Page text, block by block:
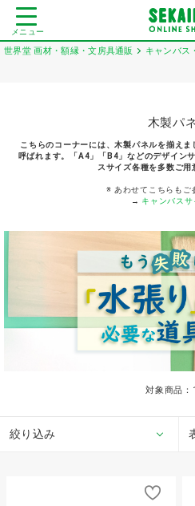
メニュー
世界堂 画材・額縁・文房具通販 キャンバス
木製パ
こちらのコーナーには、木製パネルを揃え
呼ばれます。「A4」「B4」などのデザイン
スサイズ各種を多数ご用
※ あわせてこちらもご
→ キャンバスサ
対象商品：
絞り込み